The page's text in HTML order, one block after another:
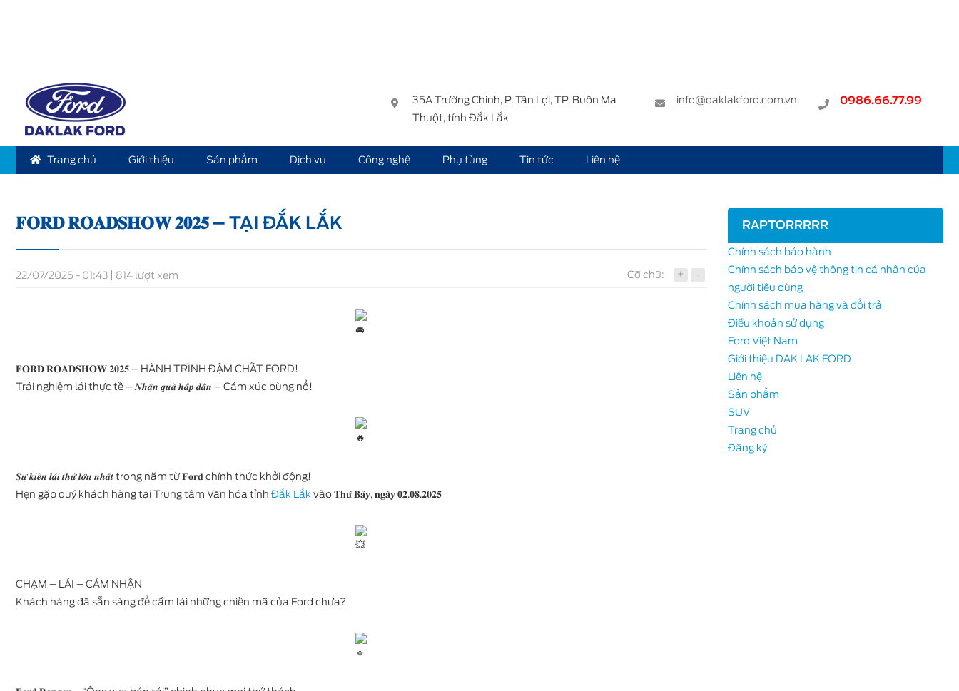
35A Trường Chinh, P. Tân Lợi, TP. Buôn Ma
Thuột, tỉnh Đắk Lắk
info@daklakford.com.vn 0986.66.77.99
Trang chủ Giới thiệu Sản phẩm
Ford Everest
Ford Raptor
Dịch vụ Công nghệ Phụ tùng Tin tức Liên hệ
𝐅𝐎𝐑𝐃 𝐑𝐎𝐀𝐃𝐒𝐇𝐎𝐖 𝟐𝟎𝟐𝟓 – Tại Đắk Lắk
𝐅𝐎𝐑𝐃 𝐑𝐎𝐀𝐃𝐒𝐇𝐎𝐖 𝟐𝟎𝟐𝟓 – TẠI ĐẮK LẮK
22/07/2025 - 01:43 814 lượt xem Cỡ chữ: + -
𝐅𝐎𝐑𝐃 𝐑𝐎𝐀𝐃𝐒𝐇𝐎𝐖 𝟐𝟎𝟐𝟓 – HÀNH TRÌNH ĐẬM CHẤT FORD!
Trải nghiệm lái thực tế – 𝑵𝒉𝒂̣̂𝒏 𝒒𝒖𝒂̀ 𝒉𝒂̂́𝒑 𝒅𝒂̂̃𝒏 – Cảm xúc bùng nổ!
𝑺𝒖̛̣ 𝒌𝒊𝒆̣̂𝒏 𝒍𝒂́𝒊 𝒕𝒉𝒖̛̉ 𝒍𝒐̛́𝒏 𝒏𝒉𝒂̂́𝒕 trong năm từ 𝐅𝐨𝐫𝐝 chính thức khởi động!
Hẹn gặp quý khách hàng tại Trung tâm Văn hóa tỉnh Đắk Lắk vào 𝐓𝐡𝐮̛́ 𝐁𝐚̉𝐲, 𝐧𝐠𝐚̀𝐲 𝟎𝟐.𝟎𝟖.𝟐𝟎𝟐𝟓
CHẠM – LÁI – CẢM NHẬN
Khách hàng đã sẵn sàng để cầm lái những chiến mã của Ford chưa?
RAPTORRRRR
Chính sách bảo hành
Chính sách bảo vệ thông tin cá nhân của
người tiêu dùng
Chính sách mua hàng và đổi trả
Điều khoản sử dụng
Ford Việt Nam
Giới thiệu DAK LAK FORD
Liên hệ
Sản phẩm
SUV
Trang chủ
Đăng ký